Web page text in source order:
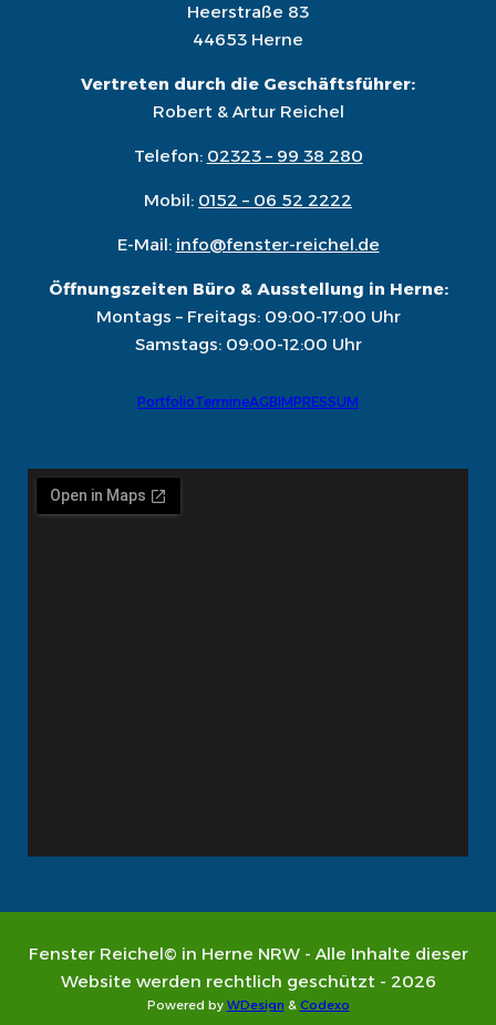
Heerstraße 83
44653 Herne
Vertreten durch die Geschäftsführer:
Robert & Artur Reichel
Telefon: 02323 – 99 38 280
Mobil: 0152 – 06 52 2222
E-Mail: info@fenster-reichel.de
Öffnungszeiten Büro & Ausstellung in Herne:
Montags – Freitags: 09:00-17:00 Uhr
Samstags: 09:00-12:00 Uhr
PortfolioTermineAGBIMPRESSUM
Fenster Reichel© in Herne NRW - Alle Inhalte dieser
Website werden rechtlich geschützt - 2026
Powered by WDesign & Codexo